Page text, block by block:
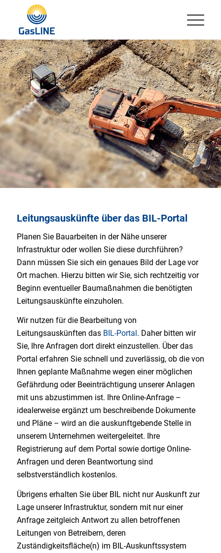
Leitungsauskünfte über das BIL-Portal
Planen Sie Bauarbeiten in der Nähe unserer
Infrastruktur oder wollen Sie diese durchführen?
Dann müssen Sie sich ein genaues Bild der Lage vor
Ort machen. Hierzu bitten wir Sie, sich rechtzeitig vor
Beginn eventueller Baumaßnahmen die benötigten
Leitungsauskünfte einzuholen.
Wir nutzen für die Bearbeitung von
Leitungsauskünften das BIL-Portal . Daher bitten wir
Sie, Ihre Anfragen dort direkt einzustellen. Über das
Portal erfahren Sie schnell und zuverlässig, ob die von
Ihnen geplante Maßnahme wegen einer möglichen
Gefährdung oder Beeinträchtigung unserer Anlagen
mit uns abzustimmen ist. Ihre Online-Anfrage –
idealerweise ergänzt um beschreibende Dokumente
und Pläne – wird an die auskunftgebende Stelle in
unserem Unternehmen weitergeleitet. Ihre
Registrierung auf dem Portal sowie dortige Online-
Anfragen und deren Beantwortung sind
selbstverständlich kostenlos.
Übrigens erhalten Sie über BIL nicht nur Auskunft zur
Lage unserer Infrastruktur, sondern mit nur einer
Anfrage zeitgleich Antwort zu allen betroffenen
Leitungen von Betreibern, deren
Zuständigkeitsfläche(n) im BIL-Auskunftssystem